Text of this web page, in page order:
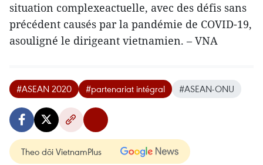
situation complexeactuelle, avec des défis sans
précédent causés par la pandémie de COVID-19,
asouligné le dirigeant vietnamien. – VNA
#ASEAN 2020 #partenariat intégral #ASEAN-ONU
Theo dõi VietnamPlus